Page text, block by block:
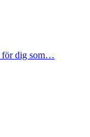
för dig som…